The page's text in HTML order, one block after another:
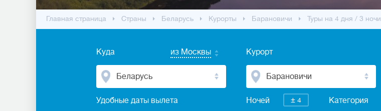
Главная страница Cтраны Беларусь Курорты Барановичи Туры на 4 дня / 3 ночи
Куда из Москвы
Беларусь
Курорт
Барановичи
Удобные даты вылета Ночей ±4 Категория